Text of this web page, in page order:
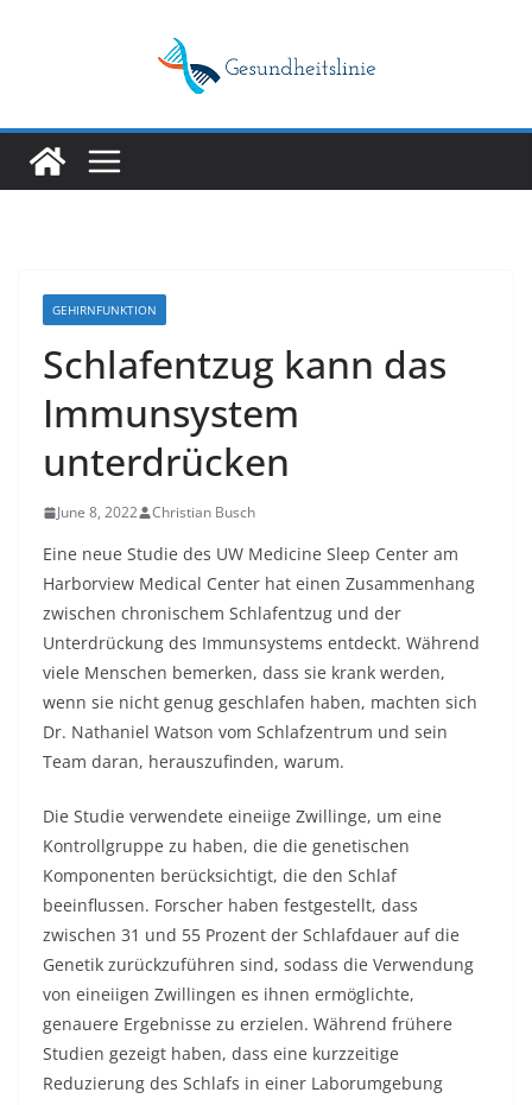
GEHIRNFUNKTION
Schlafentzug kann das
Immunsystem
unterdrücken
June 8, 2022 Christian Busch
Eine neue Studie des UW Medicine Sleep Center am
Harborview Medical Center hat einen Zusammenhang
zwischen chronischem Schlafentzug und der
Unterdrückung des Immunsystems entdeckt. Während
viele Menschen bemerken, dass sie krank werden,
wenn sie nicht genug geschlafen haben, machten sich
Dr. Nathaniel Watson vom Schlafzentrum und sein
Team daran, herauszufinden, warum.
Die Studie verwendete eineiige Zwillinge, um eine
Kontrollgruppe zu haben, die die genetischen
Komponenten berücksichtigt, die den Schlaf
beeinflussen. Forscher haben festgestellt, dass
zwischen 31 und 55 Prozent der Schlafdauer auf die
Genetik zurückzuführen sind, sodass die Verwendung
von eineiigen Zwillingen es ihnen ermöglichte,
genauere Ergebnisse zu erzielen. Während frühere
Studien gezeigt haben, dass eine kurzzeitige
Reduzierung des Schlafs in einer Laborumgebung